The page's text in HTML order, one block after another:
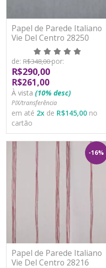
Papel de Parede Italiano
Vie Del Centro 28250
Vinílico Lavável
de: R$348,00por:
R$290,00
R$261,00
À vista (10% desc)
PIX/transferência
em até 2x de R$145,00 no
cartão
-16%
Papel de Parede Italiano
Vie Del Centro 28216